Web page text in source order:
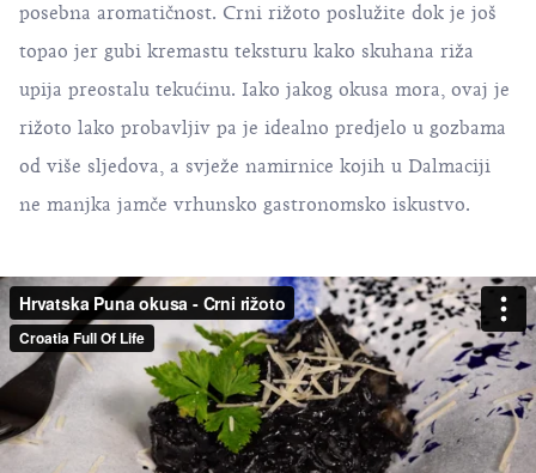
posebna aromatičnost. Crni rižoto poslužite dok je još
topao jer gubi kremastu teksturu kako skuhana riža
upija preostalu tekućinu. Iako jakog okusa mora, ovaj je
rižoto lako probavljiv pa je idealno predjelo u gozbama
od više sljedova, a svježe namirnice kojih u Dalmaciji
ne manjka jamče vrhunsko gastronomsko iskustvo.